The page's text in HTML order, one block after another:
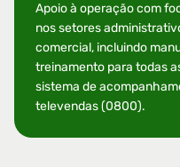
Apoio à operação com
nos setores
comercial, incluindo
treinamento para todas
sistema de
televendas (0800).